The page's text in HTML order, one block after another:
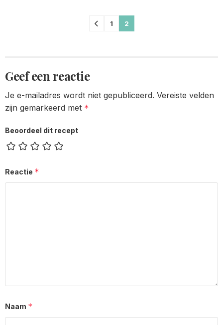
1 2
Geef een reactie
Je e-mailadres wordt niet gepubliceerd. Vereiste velden
zijn gemarkeerd met *
Beoordeel dit recept
Reactie *
Naam *